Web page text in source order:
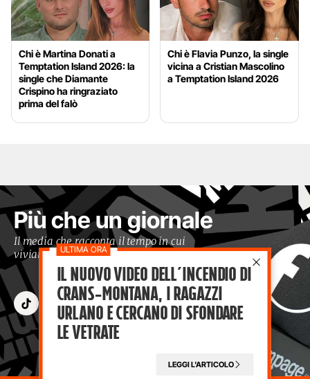
Chi è Martina Donati a
Temptation Island 2026: la
single che Diamante
Crispino ha ringraziato
prima del falò
Chi è Flavia Punzo, la single
vicina a Cristian Mascolino
a Temptation Island 2026
Più che un giornale
Il media che racconta il tempo in cui
viviamo con occhi moderni
Il nuovo video dell’incendio di
Crans-Montana, i ragazzi
Urlano e cercano di sfondare
le vetrate
LEGGI L'ARTICOLO